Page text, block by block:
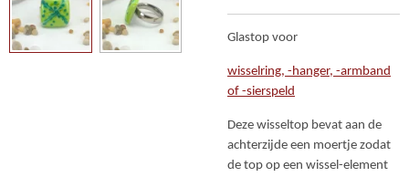
Glastop voor
wisselring, -hanger, -armband
of -sierspeld
Deze wisseltop bevat aan de
achterzijde een moertje zodat
de top op een wissel-element